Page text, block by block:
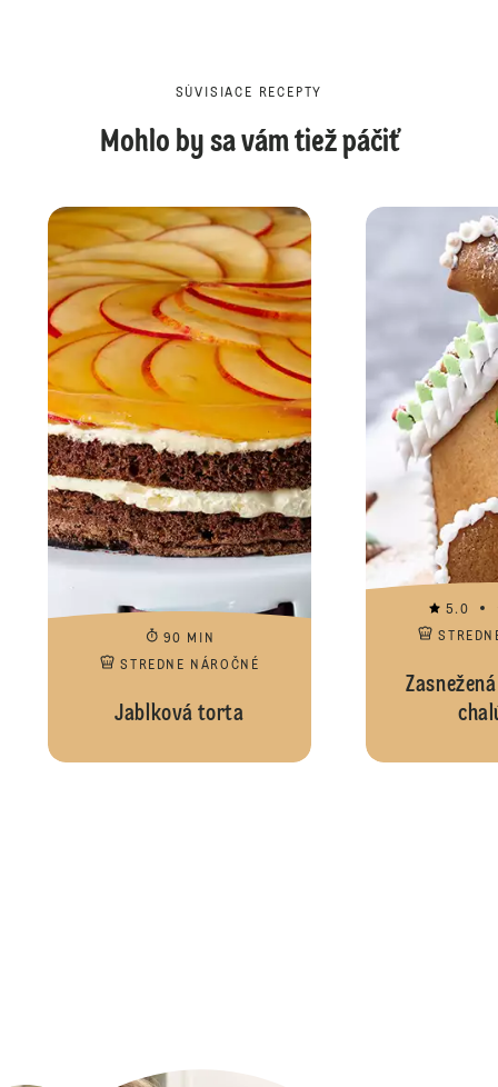
SÚVISIACE RECEPTY
Mohlo by sa vám tiež páčiť
90 MIN
STREDNE NÁROČNÉ
Jablková torta
5.0